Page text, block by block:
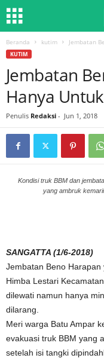
Beranda kutim Jembatan
KUTIM
Jembatan
Hanya
Penulis Redaksi - Jun 1, 2018
Kondisi truk BBM dan
yang ambruk
SANGATTA (1/6-2018)
Jembatan Beno
Himba Lestari
dilewati namun hanya
dilarang.
Meri warga Batu Ampar
evakuasi truk BBM yang
setelah isi tangki